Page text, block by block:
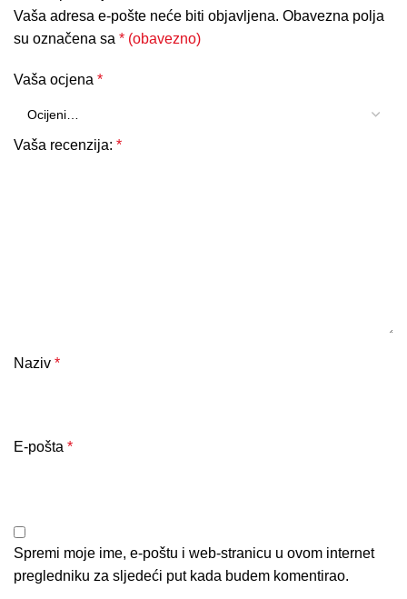
Vaša adresa e-pošte neće biti objavljena. Obavezna polja
su označena sa * (obavezno)
Vaša ocjena *
Vaša recenzija: *
Naziv *
E-pošta *
Spremi moje ime, e-poštu i web-stranicu u ovom internet
pregledniku za sljedeći put kada budem komentirao.